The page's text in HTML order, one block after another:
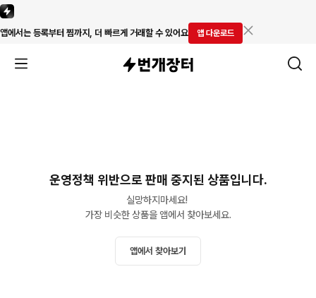
앱에서는 등록부터 찜까지, 더 빠르게 거래할 수 있어요 앱 다운로드
운영정책 위반으로 판매 중지된 상품입니다.
실망하지마세요!
가장 비슷한 상품을 앱에서 찾아보세요.
앱에서 찾아보기